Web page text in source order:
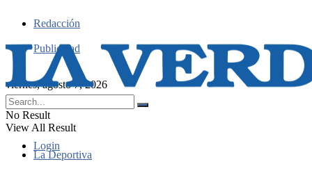
Redacción
Publicidad
viernes, agosto 7, 2026
Login
No Result
View All Result
La Deportiva